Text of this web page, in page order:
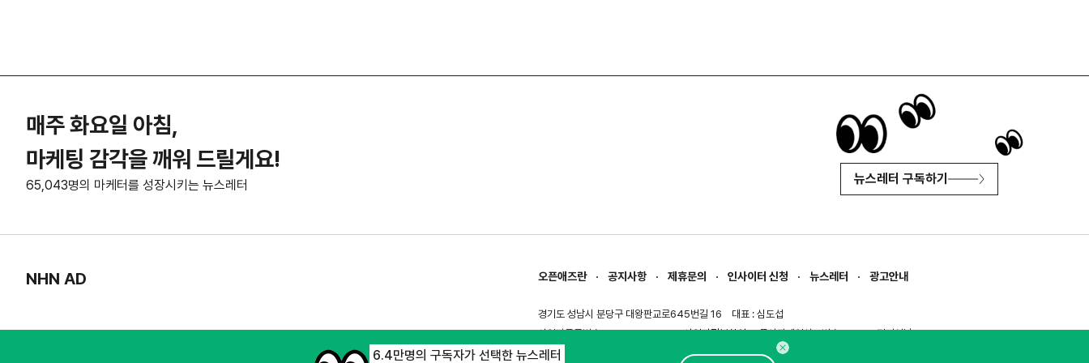
매주 화요일 아침,
마케팅 감각을 깨워 드릴게요!
65,043명의 마케터를 성장시키는 뉴스레터 뉴스레터 구독하기
NHN AD 오픈애즈란 공지사항 제휴문의 인사이터 신청 뉴스레터 광고안내
경기도 성남시 분당구 대왕판교로645번길 16
대표 : 심도섭
사업자등록번호 : 144-81-27690(사업자정보확인)
통신판매업신고번호 : 2014-경기성남-1023
호스팅서비스사업자 : 오픈애즈
서비스•광고 문의 :1800-2198
6.4만명의 구독자가 선택한 뉴스레터